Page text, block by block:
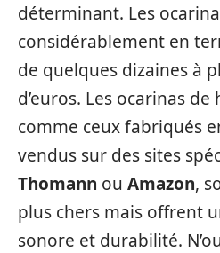
déterminant. Les
considérablement en
de quelques dizaines à
d’euros. Les ocarinas
comme ceux fabriqués
vendus sur des sites
Thomann ou Amazon,
plus chers mais offrent
sonore et durabilité.